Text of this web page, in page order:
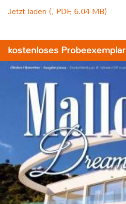
Jetzt laden (, PDF, 6.04 MB)
kostenloses Probeexemplar